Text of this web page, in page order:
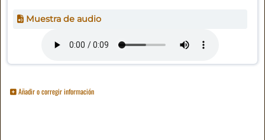
Muestra de audio
Añadir o corregir información